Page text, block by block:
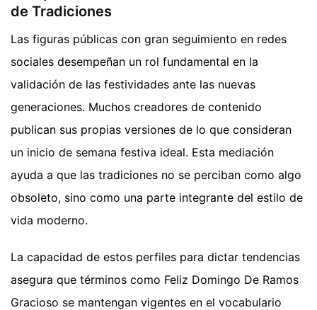
de Tradiciones
Las figuras públicas con gran seguimiento en redes
sociales desempeñan un rol fundamental en la
validación de las festividades ante las nuevas
generaciones. Muchos creadores de contenido
publican sus propias versiones de lo que consideran
un inicio de semana festiva ideal. Esta mediación
ayuda a que las tradiciones no se perciban como algo
obsoleto, sino como una parte integrante del estilo de
vida moderno.
La capacidad de estos perfiles para dictar tendencias
asegura que términos como Feliz Domingo De Ramos
Gracioso se mantengan vigentes en el vocabulario